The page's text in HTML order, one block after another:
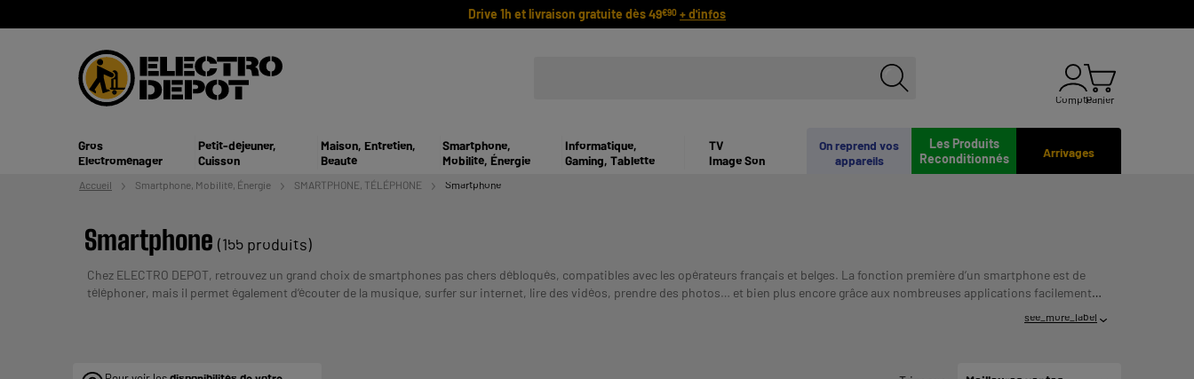
Drive 1h et livraison gratuite dès 49€90 + d'infos
ComptePanier
Arrivages
Les Produits
Reconditionnés
On reprend vos
appareils
Gros
Electroménager
Petit-déjeuner,
Cuisson
Maison, Entretien,
Beauté
Smartphone,
Mobilité, Énergie
Informatique,
Gaming, Tablette
TV
Image Son
Accueil Smartphone, Mobilité, Énergie SMARTPHONE, TÉLÉPHONE Smartphone
Smartphone (155 produits)
Chez ELECTRO DEPOT, retrouvez un grand choix de smartphones pas chers débloqués, compatibles avec les opérateurs français et belges. La fonction première d’un smartphone est de
téléphoner, mais il permet également d’écouter de la musique, surfer sur internet, lire des vidéos, prendre des photos… et bien plus encore grâce aux nombreuses applications facilement
see_more_label